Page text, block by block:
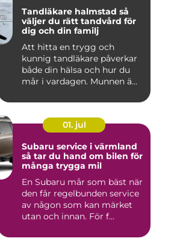
Tandläkare halmstad så
väljer du rätt tandvård för
dig och din familj
Att hitta en trygg och
kunnig tandläkare påverkar
både din hälsa och hur du
mår i vardagen. Munnen ä...
01. jul
Subaru service i värmland
så tar du hand om bilen för
många trygga mil
En Subaru mår som bäst när
den får regelbunden service
av någon som kan märket
utan och innan. För f...